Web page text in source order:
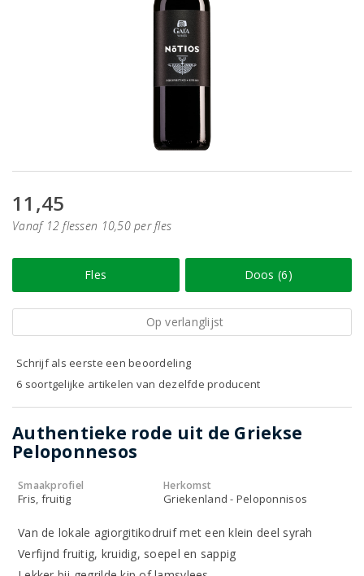
11,45
Vanaf 12 flessen 10,50 per fles
Fles Doos (6)
Op verlanglijst
Schrijf als eerste een beoordeling
6 soortgelijke artikelen van dezelfde producent
Authentieke rode uit de Griekse
Peloponnesos
Smaakprofiel
Fris, fruitig
Herkomst
Griekenland - Peloponnisos
Van de lokale agiorgitikodruif met een klein deel syrah
Verfijnd fruitig, kruidig, soepel en sappig